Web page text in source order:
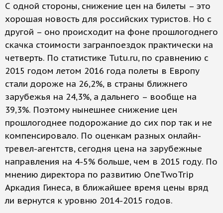
С одной стороны, снижение цен на билеты – это
хорошая новость для российских туристов. Но с
другой – оно происходит на фоне прошлогоднего
скачка стоимости загранпоездок практически на
четверть. По статистике Tutu.ru, по сравнению с
2015 годом летом 2016 года полеты в Европу
стали дороже на 26,2%, в страны ближнего
зарубежья на 24,3%, а дальнего – вообще на
39,3%. Поэтому нынешнее снижение цен
прошлогоднее подорожание до сих пор так и не
компенсировало. По оценкам разных онлайн-
тревел-агентств, сегодня цена на зарубежные
направления на 4-5% больше, чем в 2015 году. По
мнению директора по развитию OneTwoTrip
Аркадия Гинеса, в ближайшее время цены вряд
ли вернутся к уровню 2014-2015 годов.